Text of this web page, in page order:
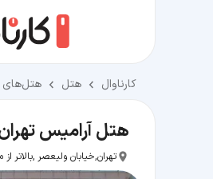
کارناوال هتل هتل‌های
هتل آرامیس
تهران,خیابان ولیعصر ,بالاتر